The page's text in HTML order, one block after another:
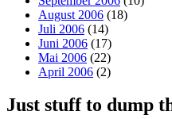
August 2006 (18)
Juli 2006 (14)
Juni 2006 (17)
Mai 2006 (22)
April 2006 (2)
Just stuff to dump